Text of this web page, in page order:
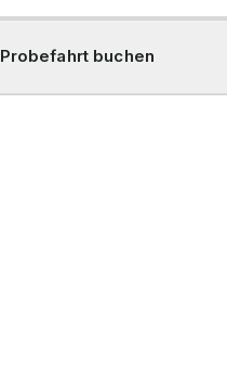
Probefahrt buchen